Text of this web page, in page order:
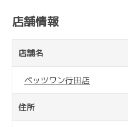
店舗情報
店舗名
ペッツワン行田店
住所